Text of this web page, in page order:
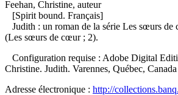
Feehan, Christine, auteur
[Spirit bound. Français]
Judith : un roman de la série Les sœurs
(Les sœurs de cœur ; 2).
Configuration requise : Adobe Digital
Christine. Judith. Varennes, Québec,
Adresse électronique : http://